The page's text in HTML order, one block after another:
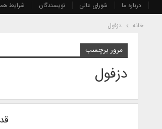
درباره ما شورای عالی نویسندگان شرایط
خانه دزفول
مرور برچسب
دزفول